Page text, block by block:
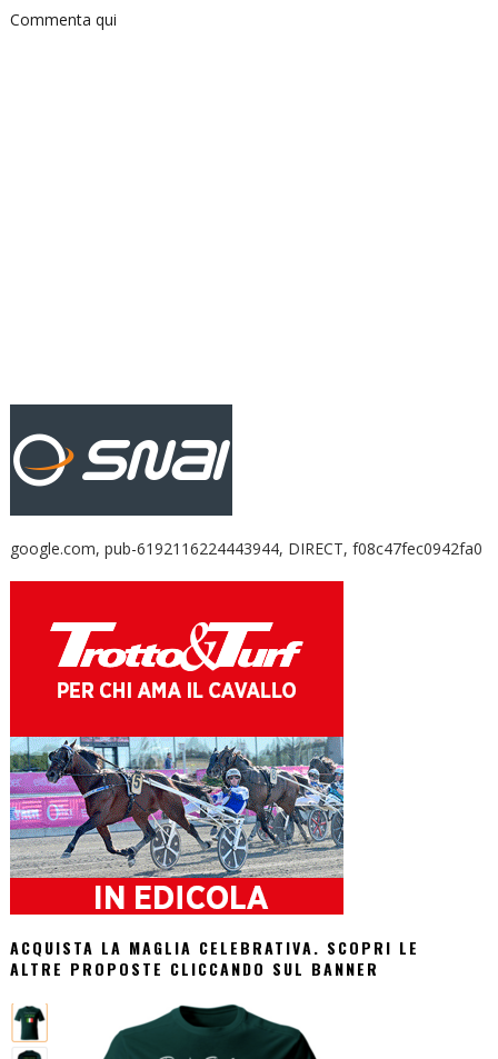
Commenta qui
google.com, pub-6192116224443944, DIRECT, f08c47fec0942fa0
ACQUISTA LA MAGLIA CELEBRATIVA. SCOPRI LE
ALTRE PROPOSTE CLICCANDO SUL BANNER